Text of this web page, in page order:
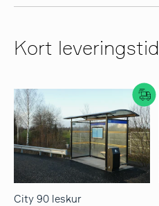
Kort leveringstid
City 90 leskur